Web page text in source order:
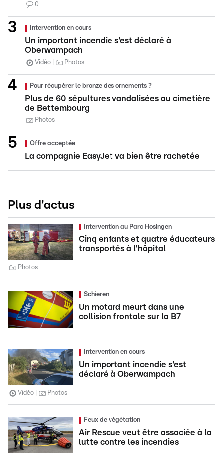
0
Intervention en cours
Un important incendie s'est déclaré à
Oberwampach
Vidéo Photos
Pour récupérer le bronze des ornements ?
Plus de 60 sépultures vandalisées au cimetière
de Bettembourg
Photos
Offre acceptée
La compagnie EasyJet va bien être rachetée
Plus d'actus
Intervention au Parc Hosingen
Cinq enfants et quatre éducateurs
transportés à l'hôpital
Photos
Schieren
Un motard meurt dans une
collision frontale sur la B7
Intervention en cours
Un important incendie s'est
déclaré à Oberwampach
Vidéo Photos
Feux de végétation
Air Rescue veut être associée à la
lutte contre les incendies